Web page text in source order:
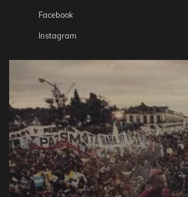
Facebook
Instagram